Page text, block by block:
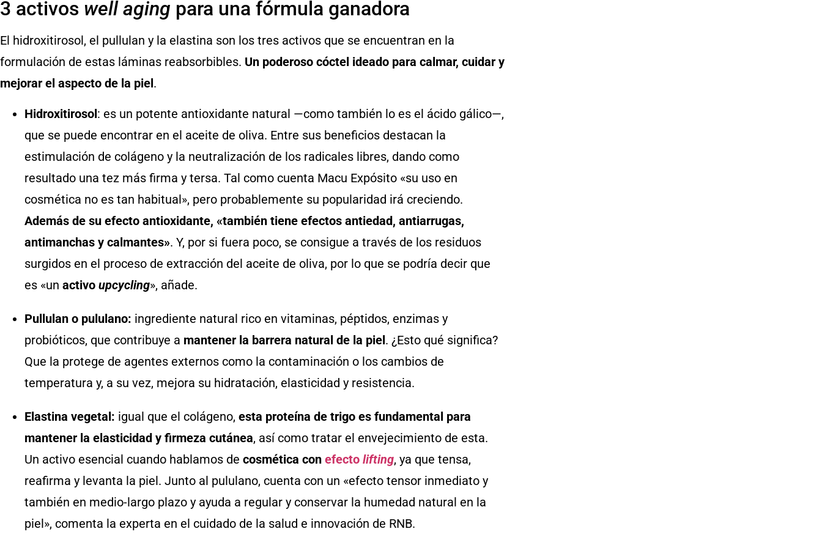
3 activos well aging para una fórmula ganadora
El hidroxitirosol, el pullulan y la elastina son los tres activos que se encuentran en la
formulación de estas láminas reabsorbibles. Un poderoso cóctel ideado para calmar, cuidar y
mejorar el aspecto de la piel .
Hidroxitirosol: es un potente antioxidante natural —como también lo es el ácido gálico—,
que se puede encontrar en el aceite de oliva. Entre sus beneficios destacan la
estimulación de colágeno y la neutralización de los radicales libres, dando como
resultado una tez más firma y tersa. Tal como cuenta Macu Expósito «su uso en
cosmética no es tan habitual», pero probablemente su popularidad irá creciendo.
Además de su efecto antioxidante, «también tiene efectos antiedad, antiarrugas,
antimanchas y calmantes». Y, por si fuera poco, se consigue a través de los residuos
surgidos en el proceso de extracción del aceite de oliva, por lo que se podría decir que
es «un activo upcycling», añade.
Pullulan o pululano: ingrediente natural rico en vitaminas, péptidos, enzimas y
probióticos, que contribuye a mantener la barrera natural de la piel. ¿Esto qué significa?
Que la protege de agentes externos como la contaminación o los cambios de
temperatura y, a su vez, mejora su hidratación, elasticidad y resistencia.
Elastina vegetal: igual que el colágeno, esta proteína de trigo es fundamental para
mantener la elasticidad y firmeza cutánea, así como tratar el envejecimiento de esta.
Un activo esencial cuando hablamos de cosmética con efecto lifting, ya que tensa,
reafirma y levanta la piel. Junto al pululano, cuenta con un «efecto tensor inmediato y
también en medio-largo plazo y ayuda a regular y conservar la humedad natural en la
piel», comenta la experta en el cuidado de la salud e innovación de RNB.